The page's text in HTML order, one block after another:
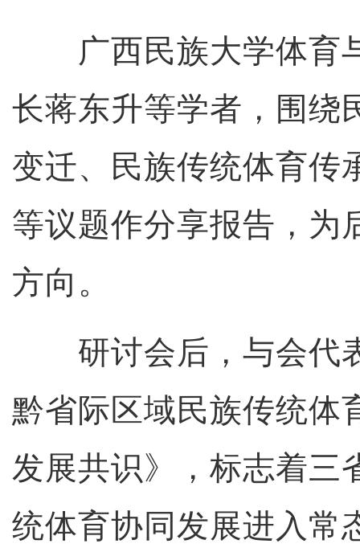
广西民族大学体育
长蒋东升等学者，围绕
变迁、民族传统体育传
等议题作分享报告，为
方向。
研讨会后，与会代
黔省际区域民族传统体
发展共识》，标志着三
统体育协同发展进入常